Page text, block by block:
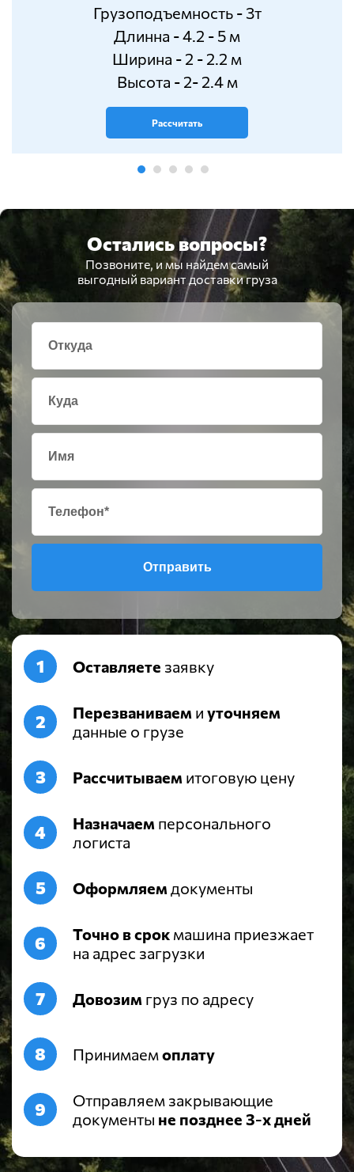
Грузоподъемность - 3т
Длинна - 4.2 - 5 м
Ширина - 2 - 2.2 м
Высота - 2- 2.4 м
Рассчитать
Остались вопросы?
Позвоните, и мы найдем самый
выгодный вариант доставки груза
Отправить
Оставляете заявку
Перезваниваем и уточняем
данные о грузе
Рассчитываем итоговую цену
Назначаем персонального
логиста
Оформляем документы
Точно в срок машина приезжает
на адрес загрузки
Довозим груз по адресу
Принимаем оплату
Отправляем закрывающие
документы не позднее 3-х дней